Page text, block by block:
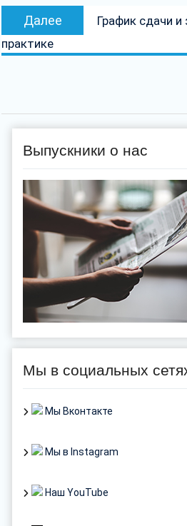
Далее
запись:
График сдачи
практике
Выпускники о нас
Мы в социальных
Мы Вконтакте
Мы в Instagram
Наш YouTube